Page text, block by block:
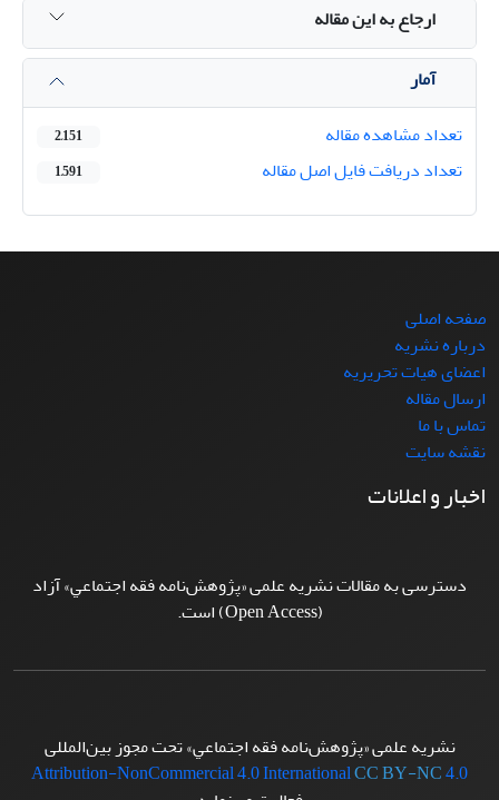
ارجاع به این مقاله
آمار
تعداد مشاهده مقاله
2,151
تعداد دریافت فایل اصل مقاله 1,591
صفحه اصلی
درباره نشریه
اعضای هیات تحریریه
ارسال مقاله
تماس با ما
نقشه سایت
اخبار و اعلانات
دسترسی به مقالات نشریه علمی «پژوهش‌نامه فقه اجتماعي» آزاد
(Open Access) است.
نشریه علمی «پژوهش‌نامه فقه اجتماعي» تحت مجوز بین‌المللی
Attribution-NonCommercial 4.0 InternationalCC BY-NC4.0